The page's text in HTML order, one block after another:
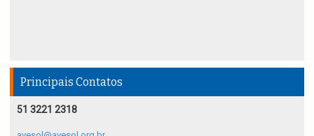
Principais Contatos
51 3221 2318